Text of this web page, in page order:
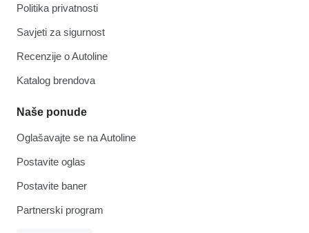
Politika privatnosti
Savjeti za sigurnost
Recenzije o Autoline
Katalog brendova
Naše ponude
Oglašavajte se na Autoline
Postavite oglas
Postavite baner
Partnerski program